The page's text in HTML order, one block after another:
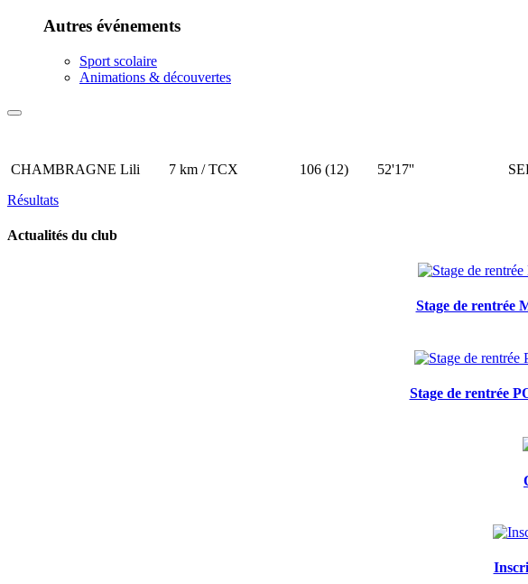
Autres événements
Sport scolaire
Animations & découvertes
CHAMBRAGNE Lili 7 km / TCX 106 (12) 52'17''
Résultats
Actualités du club
Stage de rentrée
Stage de rentrée